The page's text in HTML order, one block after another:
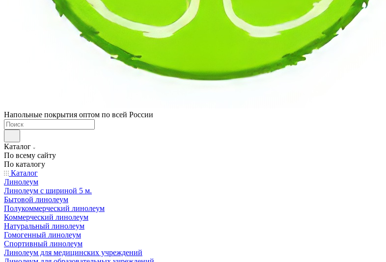
Напольные покрытия оптом по всей России
Каталог
По всему сайту
По каталогу
Каталог
Линолеум
Линолеум с шириной 5 м.
Бытовой линолеум
Полукоммерческий линолеум
Коммерческий линолеум
Натуральный линолеум
Гомогенный линолеум
Спортивный линолеум
Линолеум для медицинских учреждений